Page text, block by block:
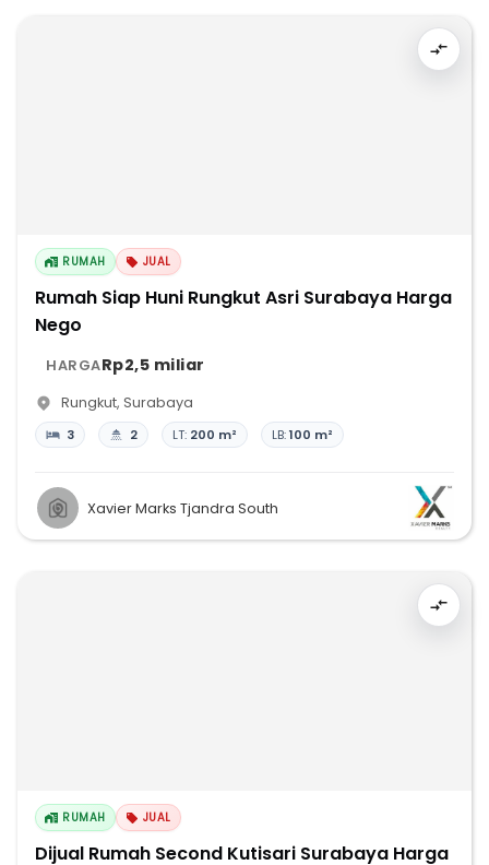
RUMAH JUAL
Rumah Siap Huni Rungkut Asri Surabaya Harga
Nego
HARGARp2,5 miliar
Rungkut, Surabaya
3 2 LT: 200 m² LB:100 m²
Xavier Marks Tjandra South
RUMAH JUAL
Dijual Rumah Second Kutisari Surabaya Harga